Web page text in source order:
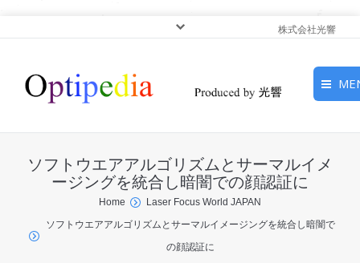
株式会社光響
ピックアップ
光応用・アプリケーショ
ソフトウエアアルゴリズムとサーマルイメ
ージングを統合し暗闇での顔認証に
You are here:Home
Laser Focus World JAPAN
ソフトウエアアルゴリズムとサーマルイメージングを統合し暗闇で
の顔認証に